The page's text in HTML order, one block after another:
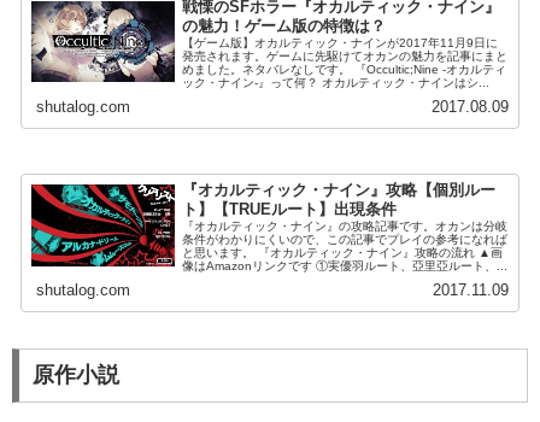
戦慄のSFホラー『オカルティック・ナイン』
の魅力！ゲーム版の特徴は？
【ゲーム版】オカルティック・ナインが2017年11月9日に
発売されます。ゲームに先駆けてオカンの魅力を記事にまと
めました。ネタバレなしです。 『Occultic;Nine -オカルティ
ック・ナイン-』って何？ オカルティック・ナインはシ...
shutalog.com 2017.08.09
『オカルティック・ナイン』攻略【個別ルー
ト】【TRUEルート】出現条件
『オカルティック・ナイン』の攻略記事です。オカンは分岐
条件がわかりにくいので、この記事でプレイの参考になれば
と思います。 『オカルティック・ナイン』攻略の流れ ▲画
像はAmazonリンクです ①実優羽ルート、亞里亞ルート、...
shutalog.com 2017.11.09
原作小説